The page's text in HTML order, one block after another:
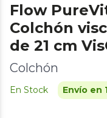
Flow
Colchón
de 21 cm
Colchón
En Stock Envío en